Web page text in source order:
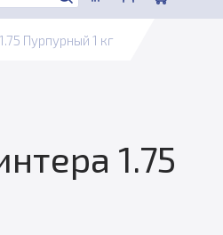
Пурпурный 1 кг
1.75